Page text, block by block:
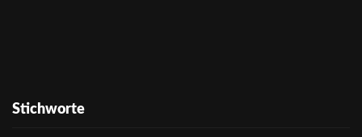
Stichworte